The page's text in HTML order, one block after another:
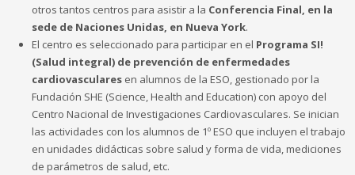
otros tantos centros para asistir a la Conferencia Final, en la
sede de Naciones Unidas, en Nueva York.
El centro es seleccionado para participar en el Programa SI!
(Salud integral) de prevención de enfermedades
cardiovasculares en alumnos de la ESO, gestionado por la
Fundación SHE (Science, Health and Education) con apoyo del
Centro Nacional de Investigaciones Cardiovasculares. Se inician
las actividades con los alumnos de 1º ESO que incluyen el trabajo
en unidades didácticas sobre salud y forma de vida, mediciones
de parámetros de salud, etc.